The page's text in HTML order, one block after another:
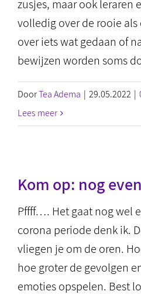
zusjes, maar ook leraren
volledig over de rooie
over iets wat gedaan of
bewijzen worden soms
DoorTea Adema | 29.05.2022 |
Lees meer
Kom op: nog
Pffff…. Het gaat nog wel
corona periode denk ik.
vliegen je om de oren.
hoe groter de gevolgen
emoties opspelen. Best